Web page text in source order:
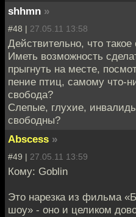
shhmn »
#48 | 27.05.11 13:58
Действительно, что такое
Иметь возможность
прыгнуть на месте,
пение птиц, самому что-
свобода?
Слепые, глухие,
свободны?
Abscess »
#49 | 27.05.11 13:59
Кому: Goblin
Это нарезка из фильма
шоу» - оно и целиком